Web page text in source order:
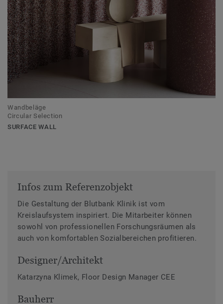
Wandbeläge
Circular Selection
SURFACE WALL
Infos zum Referenzobjekt
Die Gestaltung der Blutbank Klinik ist vom
Kreislaufsystem inspiriert. Die Mitarbeiter können
sowohl von professionellen Forschungsräumen als
auch von komfortablen Sozialbereichen profitieren.
Designer/Architekt
Katarzyna Klimek, Floor Design Manager CEE
Bauherr